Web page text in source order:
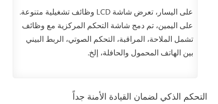
على اليسار، تعرض شاشة LCD وظائف تشغيلية متنوعة.
على اليمين، تم دمج شاشة التحكم المركزية مع وظائف
تشمل الملاحة، المراقبة، التحكم الصوتي، الربط البيني
بين الهاتف المحمول والحافلة، إلخ.
التحكم الذكي لضمان القيادة الأمنة جداً